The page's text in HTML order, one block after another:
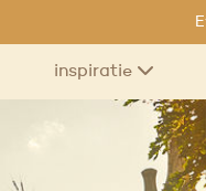
inspiratie